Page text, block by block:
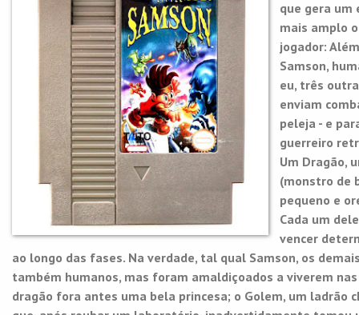
que gera um
mais amplo
jogador:
Samson,
eu, três
enviam
peleja - e
guerreiro
Um Dragão,
(monstro de
pequeno e
Cada um
vencer
ao longo das fases. Na verdade, tal qual Samson, os
também humanos, mas foram amaldiçoados a viverem
dragão fora antes uma bela princesa; o Golem, um ladrão